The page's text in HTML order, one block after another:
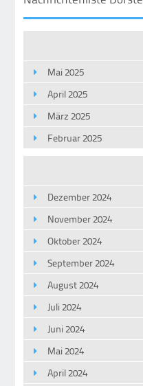
Mai 2025
April 2025
März 2025
Februar 2025
Dezember 2024
November 2024
Oktober 2024
September 2024
August 2024
Juli 2024
Juni 2024
Mai 2024
April 2024